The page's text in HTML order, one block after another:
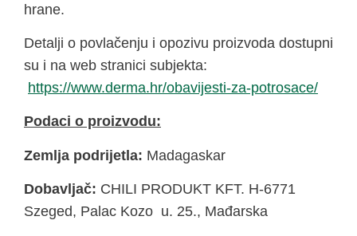
hrane.
Detalji o povlačenju i opozivu proizvoda dostupni
su i na web stranici subjekta:
https://www.derma.hr/obavijesti-za-potrosace/
Podaci o proizvodu:
Zemlja podrijetla: Madagaskar
Dobavljač: CHILI PRODUKT KFT. H-6771
Szeged, Palac Kozo u. 25., Mađarska